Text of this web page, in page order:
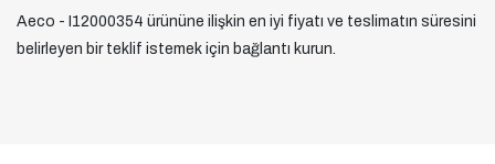
Aeco - I12000354 ürününe ilişkin en iyi fiyatı ve teslimatın süresini
belirleyen bir teklif istemek için bağlantı kurun.